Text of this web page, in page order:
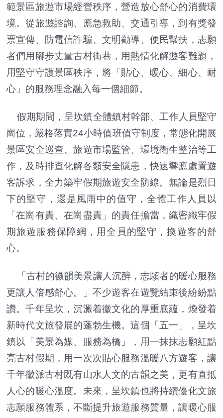
範景區旅遊市場經營秩序，營造放心舒心的消費環
境。從旅遊諮詢、應急救助、交通引導，到有獎發
票宣傳、防電信詐騙、文明勸導、便民幫扶，志願
者們用腳步丈量古村街巷，用熱情化解遊客難題，
用堅守守護景區秩序，將「貼心、暖心、細心、耐
心」的服務理念融入每一個細節。
假期期間，呈坎鎮全體鎮村幹部、工作人員堅守
崗位，嚴格落實24小時值班值守制度，常態化開展
景區安全巡查、旅遊市場監管、環境衛生整治等工
作，及時排查化解各類安全隱患，快速響應處置遊
客訴求，全力築牢假期旅遊安全防線。無論是烈日
下的堅守，還是風雨中的值守，全體工作人員以
「在崗有責、在崗盡責」的責任擔當，織密織牢假
期旅遊服務保障網，用全員的堅守，換遊客的舒
心。
「古村的徽韻美景讓人沉醉，志願者的暖心服務
更讓人倍感舒心。」不少遊客在遊覽結束後紛紛點
讚。千年呈坎，沉澱着徽文化的厚重底蘊，煥發着
新時代文旅發展的蓬勃生機。這個「五一」，呈坎
鎮以「美景為媒、服務為橋」，用一抹抹志願紅點
亮古村假期，用一次次貼心服務溫暖八方遊客，讓
千年徽派古村既有山水人文的古韻之美，更有直抵
人心的暖心溫度。未來，呈坎鎮也將持續優化文旅
志願服務體系，不斷提升旅遊服務質量，讓暖心服